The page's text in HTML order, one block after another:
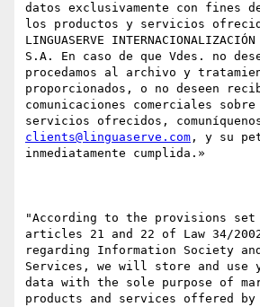
datos exclusivamente con fines
los productos y servicios
LINGUASERVE
S.A. En caso de que Vdes. no
procedamos al archivo y
proporcionados, o no deseen
comunicaciones comerciales
clients@linguaserve.com , y su
inmediatamente cumplida.»
"According to the provisions
articles 21 and 22 of Law 34/
regarding Information Society and
Services, we will store and use
data with the sole purpose of
products and services offered by